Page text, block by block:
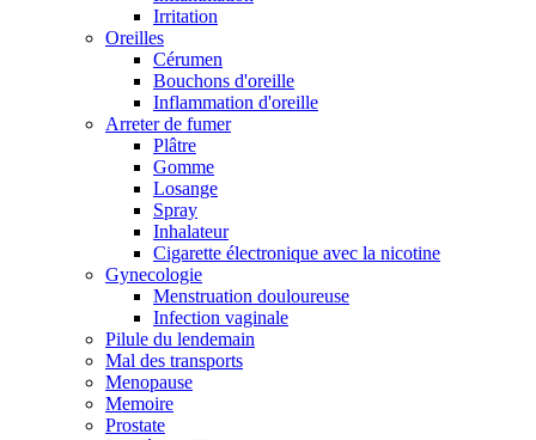
Irritation
Oreilles
Cérumen
Bouchons d'oreille
Inflammation d'oreille
Arreter de fumer
Plâtre
Gomme
Losange
Spray
Inhalateur
Cigarette électronique avec la nicotine
Gynecologie
Menstruation douloureuse
Infection vaginale
Pilule du lendemain
Mal des transports
Menopause
Memoire
Prostate